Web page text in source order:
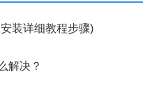
装详细教程步骤)
解决？